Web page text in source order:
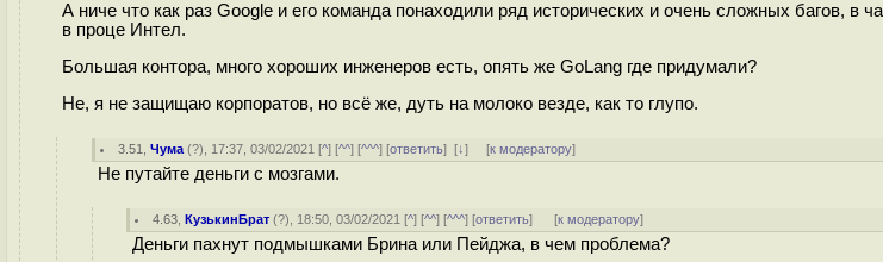
А ниче что как раз Google и его команда понаходили ряд исторических и очень сложных багов, в
в проце Интел.
Большая контора, много хороших инженеров есть, опять же GoLang где придумали?
Не, я не защищаю корпоратов, но всё же, дуть на молоко везде, как то глупо.
3.51 ,Чума (?), 17:37, 03/02/2021 [^] [^^] [^^^] [ответить][↓] [к модератору]
Не путайте деньги с мозгами.
4.63 ,КузькинБрат (?), 18:50, 03/02/2021 [^] [^^] [^^^] [ответить] [к модератору]
Деньги пахнут подмышками Брина или Пейджа, в чем проблема?